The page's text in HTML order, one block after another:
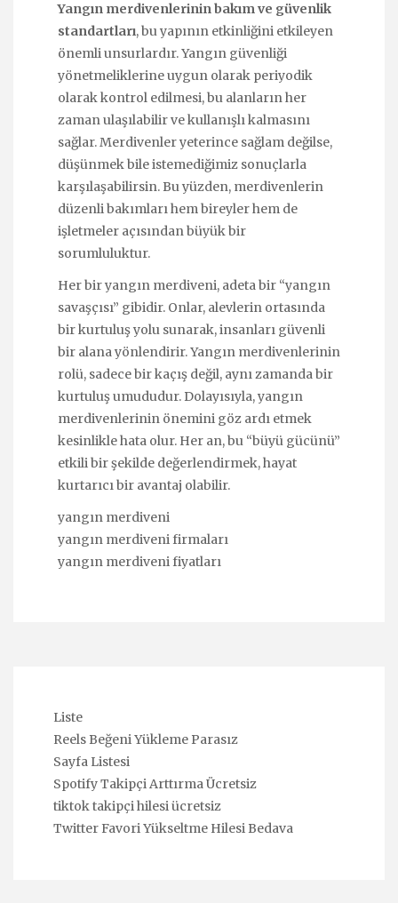
Yangın merdivenlerinin bakım ve güvenlik
standartları, bu yapının etkinliğini etkileyen
önemli unsurlardır. Yangın güvenliği
yönetmeliklerine uygun olarak periyodik
olarak kontrol edilmesi, bu alanların her
zaman ulaşılabilir ve kullanışlı kalmasını
sağlar. Merdivenler yeterince sağlam değilse,
düşünmek bile istemediğimiz sonuçlarla
karşılaşabilirsin. Bu yüzden, merdivenlerin
düzenli bakımları hem bireyler hem de
işletmeler açısından büyük bir
sorumluluktur.
Her bir yangın merdiveni, adeta bir “yangın
savaşçısı” gibidir. Onlar, alevlerin ortasında
bir kurtuluş yolu sunarak, insanları güvenli
bir alana yönlendirir. Yangın merdivenlerinin
rolü, sadece bir kaçış değil, aynı zamanda bir
kurtuluş umududur. Dolayısıyla, yangın
merdivenlerinin önemini göz ardı etmek
kesinlikle hata olur. Her an, bu “büyü gücünü”
etkili bir şekilde değerlendirmek, hayat
kurtarıcı bir avantaj olabilir.
yangın merdiveni
yangın merdiveni firmaları
yangın merdiveni fiyatları
Liste
Reels Beğeni Yükleme Parasız
Sayfa Listesi
Spotify Takipçi Arttırma Ücretsiz
tiktok takipçi hilesi ücretsiz
Twitter Favori Yükseltme Hilesi Bedava